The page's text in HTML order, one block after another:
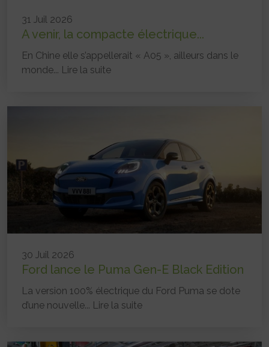
31 Juil 2026
A venir, la compacte électrique...
En Chine elle s’appellerait « A05 », ailleurs dans le
monde... Lire la suite
30 Juil 2026
Ford lance le Puma Gen-E Black Edition
La version 100% électrique du Ford Puma se dote
d’une nouvelle... Lire la suite